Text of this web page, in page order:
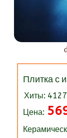
Плитка с
Хиты: 4127
Цена: